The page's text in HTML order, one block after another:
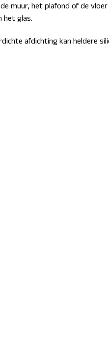
het plafond of de
het glas.
afdichting kan heldere